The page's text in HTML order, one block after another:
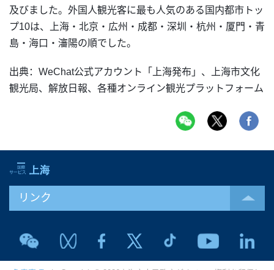
及びました。外国人観光客に最も人気のある国内都市トッ
プ10は、上海・北京・広州・成都・深圳・杭州・厦門・青
島・海口・瀋陽の順でした。
出典：WeChat公式アカウント「上海発布」、上海市文化
観光局、解放日報、各種オンライン観光プラットフォーム
リンク